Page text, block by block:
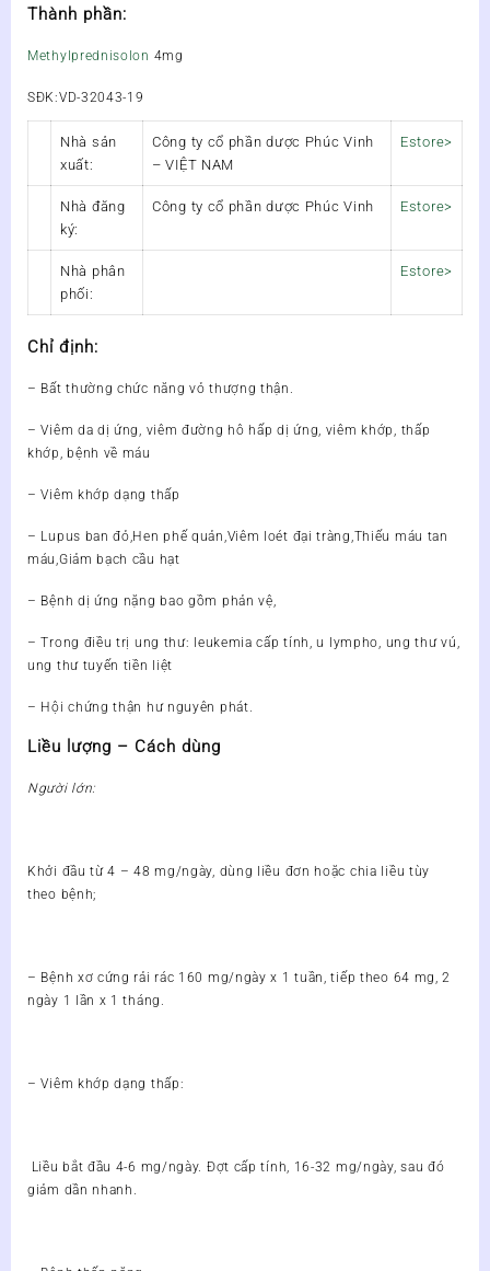
Thành phần:
Methylprednisolon 4mg
SĐK:VD-32043-19
Nhà sản
xuất:
Công ty cổ phần dược Phúc Vinh
– VIỆT NAM
Estore>
Nhà đăng
ký:
Công ty cổ phần dược Phúc Vinh Estore>
Nhà phân
phối:
Estore>
Chỉ định:
– Bất thường chức năng vỏ thượng thận.
– Viêm da dị ứng, viêm đường hô hấp dị ứng, viêm khớp, thấp
khớp, bệnh về máu
– Viêm khớp dạng thấp
– Lupus ban đỏ,Hen phế quản,Viêm loét đại tràng,Thiếu máu tan
máu,Giảm bạch cầu hạt
– Bệnh dị ứng nặng bao gồm phản vệ,
– Trong điều trị ung thư: leukemia cấp tính, u lympho, ung thư vú,
ung thư tuyến tiền liệt
– Hội chứng thận hư nguyên phát.
Liều lượng – Cách dùng
Người lớn:
Khởi đầu từ 4 – 48 mg/ngày, dùng liều đơn hoặc chia liều tùy
theo bệnh;
– Bệnh xơ cứng rải rác 160 mg/ngày x 1 tuần, tiếp theo 64 mg, 2
ngày 1 lần x 1 tháng.
– Viêm khớp dạng thấp:
Liều bắt đầu 4-6 mg/ngày. Đợt cấp tính, 16-32 mg/ngày, sau đó
giảm dần nhanh.